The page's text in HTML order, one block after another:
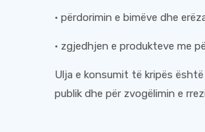
• përdorimin e bimëve dhe
• zgjedhjen e produkteve me
Ulja e konsumit të kripës
publik dhe për zvogëlimin e